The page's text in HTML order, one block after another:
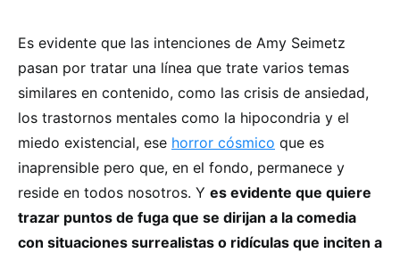
Es evidente que las intenciones de Amy Seimetz
pasan por tratar una línea que trate varios temas
similares en contenido, como las crisis de ansiedad,
los trastornos mentales como la hipocondria y el
miedo existencial, ese horror cósmico que es
inaprensible pero que, en el fondo, permanece y
reside en todos nosotros. Y es evidente que quiere
trazar puntos de fuga que se dirijan a la comedia
con situaciones surrealistas o ridículas que inciten a